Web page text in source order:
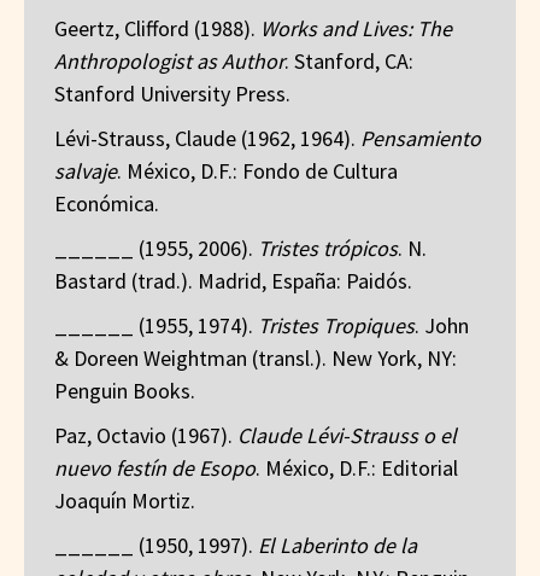
Geertz, Clifford (1988). Works and Lives: The
Anthropologist as Author. Stanford, CA:
Stanford University Press.
Lévi-Strauss, Claude (1962, 1964). Pensamiento
salvaje. México, D.F.: Fondo de Cultura
Económica.
______ (1955, 2006). Tristes trópicos. N.
Bastard (trad.). Madrid, España: Paidós.
______ (1955, 1974). Tristes Tropiques. John
& Doreen Weightman (transl.). New York, NY:
Penguin Books.
Paz, Octavio (1967). Claude Lévi-Strauss o el
nuevo festín de Esopo. México, D.F.: Editorial
Joaquín Mortiz.
______ (1950, 1997). El Laberinto de la